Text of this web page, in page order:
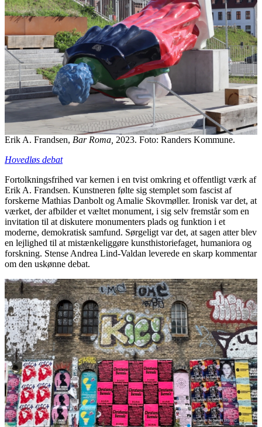
Erik A. Frandsen, Bar Roma, 2023. Foto: Randers Kommune.
Hovedløs debat
Fortolkningsfrihed var kernen i en tvist omkring et offentligt værk af
Erik A. Frandsen. Kunstneren følte sig stemplet som fascist af
forskerne Mathias Danbolt og Amalie Skovmøller. Ironisk var det, at
værket, der afbilder et væltet monument, i sig selv fremstår som en
invitation til at diskutere monumenters plads og funktion i et
moderne, demokratisk samfund. Sørgeligt var det, at sagen atter blev
en lejlighed til at mistænkeliggøre kunsthistoriefaget, humaniora og
forskning. Stense Andrea Lind-Valdan leverede en skarp kommentar
om den uskønne debat.